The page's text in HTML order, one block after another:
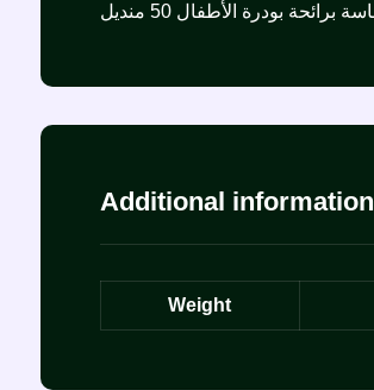
Additional information
Weight